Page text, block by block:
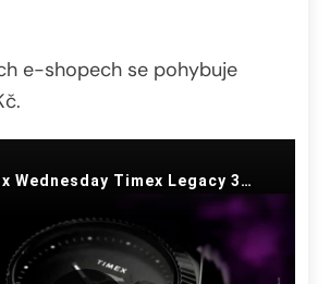
e-shopech se pohybuje